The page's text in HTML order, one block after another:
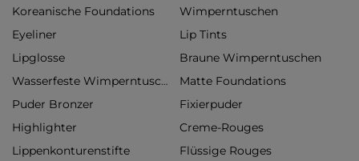
Koreanische Foundations
Wimperntuschen
Eyeliner
Lip Tints
Lipglosse
Braune Wimperntuschen
Wasserfeste Wimperntuschen
Matte Foundations
Puder Bronzer
Fixierpuder
Highlighter
Creme-Rouges
Lippenkonturenstifte
Flüssige Rouges